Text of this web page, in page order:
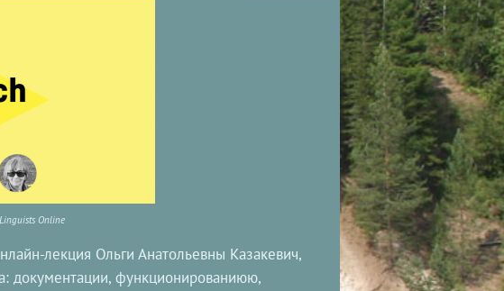
Online
лекция Ольги Анатольевны Казакевич,
документации, функционированиюю,